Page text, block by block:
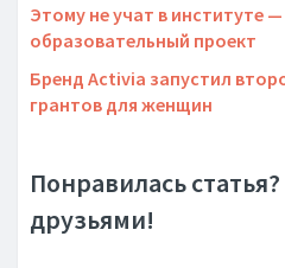
Этому не учат в институте
образовательный проект​
Бренд Activia запустил
грантов для женщин
Понравилась
друзьями!